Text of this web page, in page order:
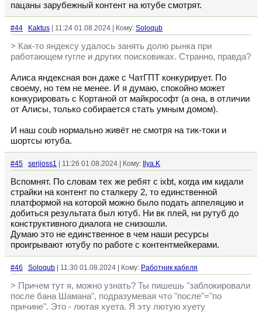
пацаны зарубежный контент на ютубе смотрят.
#44 Kaktus | 11:24 01.08.2024 | Кому: Soloqub
> Как-то яндексу удалось занять долю рынка при
работающем гугле и других поисковиках. Странно, правда?
Алиса яндексная вон даже с ЧатГПТ конкурирует. По
своему, но тем не менее. И я думаю, спокойно может
конкурировать с Кортаной от майкрософт (а она, в отличии
от Алисы, только собирается стать умным домом).
И наш coub нормально живёт не смотря на тик-токи и
шортсы ютуба.
#45 serjioss1 | 11:26 01.08.2024 | Кому: Ilya.K
Вспомнят. По словам тех же ребят с ixbt, когда им кидали
страйки на контент по сталкеру 2, то единственной
платформой на которой можно было подать аппеляцию и
добиться результата был ютуб. Ни вк плей, ни рутуб до
конструктивного диалога не снизошли.
Думаю это не единственное в чем наши ресурсы
проигрывают ютубу по работе с контентмейкерами.
#46 Soloqub | 11:30 01.08.2024 | Кому: Работник кабеля
> Причем тут я, можно узнать? Ты пишешь "заблокировали
после бана Шамана", подразумевая что "после"="по
причине". Это - лютая хуета. Я эту лютую хуету